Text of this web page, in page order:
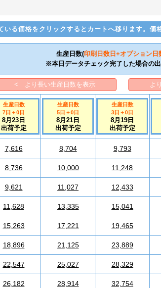
いる価格をクリックするとカートへ移ります。価
生産日数(印刷日数 日+オプション日
※本日データチェック完了した場合の出
< より長い生産日数を表示 よ
生産日数
7日 ＋0日
8月23日
出荷予定
生産日数
5日 ＋0日
8月21日
出荷予定
生産日数
3日 ＋0日
8月19日
出荷予定
7,616 8,704 9,793
8,736 10,000 11,248
9,621 11,027 12,433
11,628 13,335 15,041
15,263 17,221 19,465
18,896 21,125 23,889
22,547 25,027 28,329
26,182 28,914 32,754